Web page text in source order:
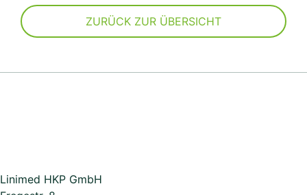
ZURÜCK ZUR ÜBERSICHT
Linimed HKP GmbH